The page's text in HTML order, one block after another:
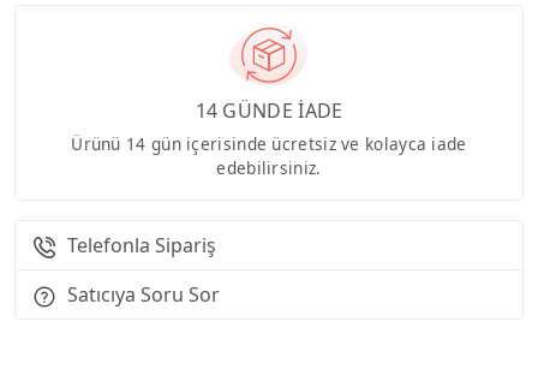
14 GÜNDE İADE
Ürünü 14 gün içerisinde ücretsiz ve kolayca iade
edebilirsiniz.
Telefonla Sipariş
Satıcıya Soru Sor